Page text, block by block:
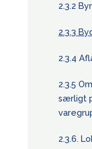
2.3.2
2.3.3
2.3.4
2.3.5
særligt
2.3.6.